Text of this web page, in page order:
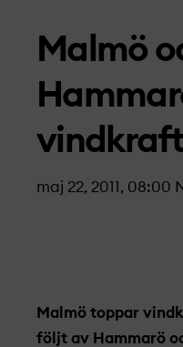
Malmö
maj 22, 2011, 08:00
Malmö toppar
följt av Hammarö